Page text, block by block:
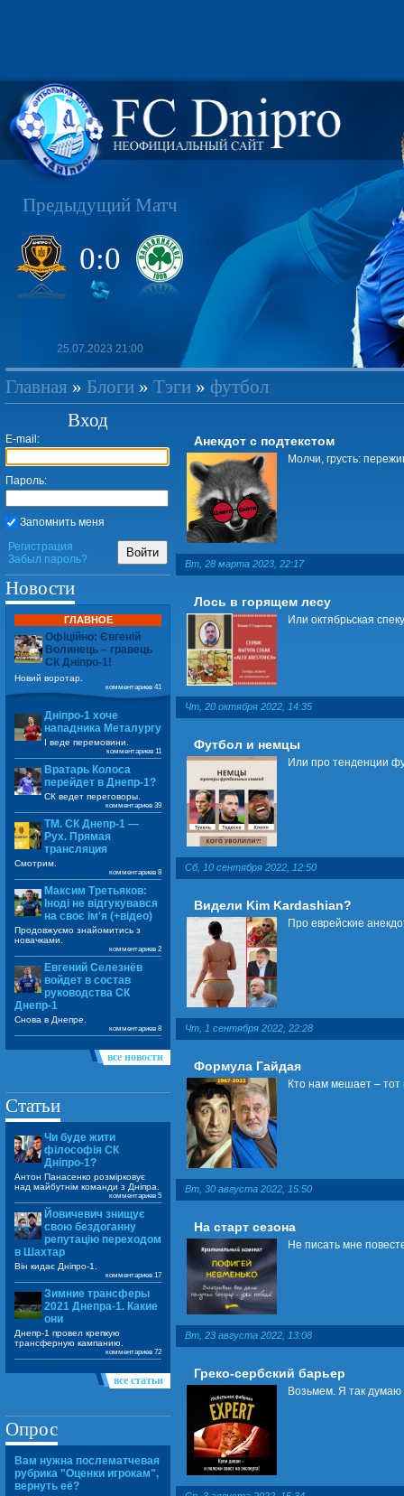
Предыдущий Матч
0:0
25.07.2023 21:00
Главная » Блоги » Тэги » футбол
Анекдот с подтекстом
Молчи, грусть:
Вт, 28 марта 2023, 22:17
Лось в горящем лесу
Или октябрьская
Чт, 20 октября 2022, 14:35
Футбол и немцы
Или про тенденции
Сб, 10 сентября 2022, 12:50
Видели Kim Kardashian?
Про еврейские
Чт, 1 сентября 2022, 22:28
Формула Гайдая
Кто нам мешает –
Вт, 30 августа 2022, 15:50
На старт сезона
Не писать мне
Вт, 23 августа 2022, 13:08
Греко-сербский барьер
Возьмем. Я так думаю
Вход
E-mail:
Пароль:
Запомнить меня
Регистрация
Забыл пароль?
Войти
Новости
ГЛАВНОЕ
Офіційно: Євгеній
Волинець – гравець
СК Дніпро-1!
Новий воротар.
комментариев 41
Дніпро-1 хоче
нападника Металургу
І веде перемовини.
комментариев 11
Вратарь Колоса
перейдет в Днепр-1?
СК ведет переговоры.
комментариев 39
ТМ. СК Днепр-1 —
Рух. Прямая
трансляция
Смотрим.
комментариев 8
Максим Третьяков:
Іноді не відгукувався
на своє ім'я (+відео)
Продовжуємо знайомитись з
новачками.
комментариев 2
Евгений Селезнёв
войдет в состав
руководства СК
Днепр-1
Снова в Днепре.
комментариев 8
все новости
Статьи
Чи буде жити
філософія СК
Дніпро-1?
Антон Панасенко розмірковує
над майбутнім команди з Дніпра.
комментариев 5
Йовичевич знищує
свою бездоганну
репутацію переходом
в Шахтар
Він кидає Дніпро-1.
комментариев 17
Зимние трансферы
2021 Днепра-1. Какие
они
Днепр-1 провел крепкую
трансферную кампанию.
комментариев 72
все статьи
Опрос
Вам нужна послематчевая
рубрика "Оценки игрокам",
вернуть её?